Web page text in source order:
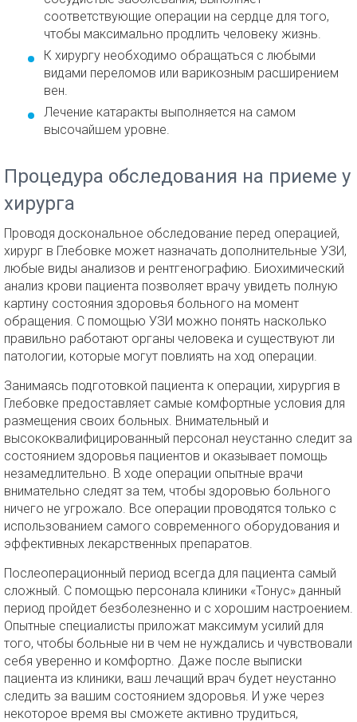
соответствующие операции на сердце для того,
чтобы максимально продлить человеку жизнь.
К хирургу необходимо обращаться с любыми
видами переломов или варикозным расширением
вен.
Лечение катаракты выполняется на самом
высочайшем уровне.
Процедура обследования на приеме у
хирурга
Проводя доскональное обследование перед операцией,
хирург в Глебовке может назначать дополнительные УЗИ,
любые виды анализов и рентгенографию. Биохимический
анализ крови пациента позволяет врачу увидеть полную
картину состояния здоровья больного на момент
обращения. С помощью УЗИ можно понять насколько
правильно работают органы человека и существуют ли
патологии, которые могут повлиять на ход операции.
Занимаясь подготовкой пациента к операции, хирургия в
Глебовке предоставляет самые комфортные условия для
размещения своих больных. Внимательный и
высококвалифицированный персонал неустанно следит за
состоянием здоровья пациентов и оказывает помощь
незамедлительно. В ходе операции опытные врачи
внимательно следят за тем, чтобы здоровью больного
ничего не угрожало. Все операции проводятся только с
использованием самого современного оборудования и
эффективных лекарственных препаратов.
Послеоперационный период всегда для пациента самый
сложный. С помощью персонала клиники «Тонус» данный
период пройдет безболезненно и с хорошим настроением.
Опытные специалисты приложат максимум усилий для
того, чтобы больные ни в чем не нуждались и чувствовали
себя уверенно и комфортно. Даже после выписки
пациента из клиники, ваш лечащий врач будет неустанно
следить за вашим состоянием здоровья. И уже через
некоторое время вы сможете активно трудиться,